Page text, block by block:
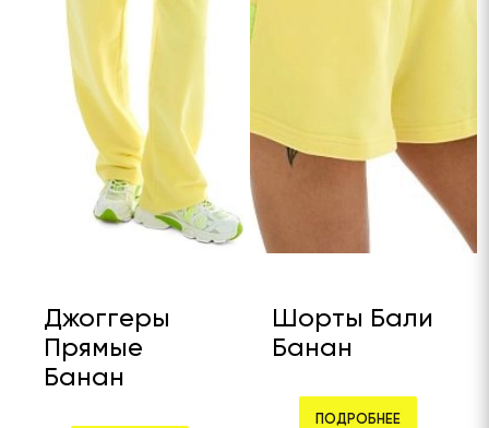
Джоггеры
Прямые
Банан
Шорты Бали
Банан
ПОДРОБНЕЕ